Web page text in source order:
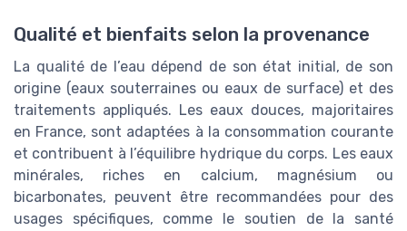
Qualité et bienfaits selon la provenance
La qualité de l’eau dépend de son état initial, de son
origine (eaux souterraines ou eaux de surface) et des
traitements appliqués. Les eaux douces, majoritaires
en France, sont adaptées à la consommation courante
et contribuent à l’équilibre hydrique du corps. Les eaux
minérales, riches en calcium, magnésium ou
bicarbonates, peuvent être recommandées pour des
usages spécifiques, comme le soutien de la santé